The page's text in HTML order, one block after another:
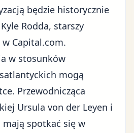
będzie historycznie
Rodda, starszy
Capital.com.
w stosunków
mogą
Przewodnicząca
Ursula von der Leyen i
mają spotkać się w